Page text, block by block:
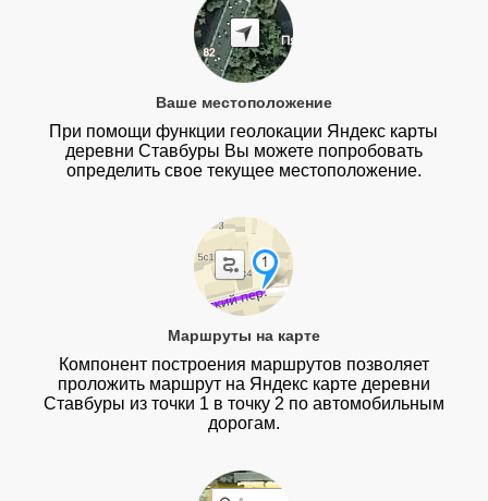
Ваше местоположение
При помощи функции геолокации Яндекс карты
деревни Ставбуры Вы можете попробовать
определить свое текущее местоположение.
Маршруты на карте
Компонент построения маршрутов позволяет
проложить маршрут на Яндекс карте деревни
Ставбуры из точки 1 в точку 2 по автомобильным
дорогам.